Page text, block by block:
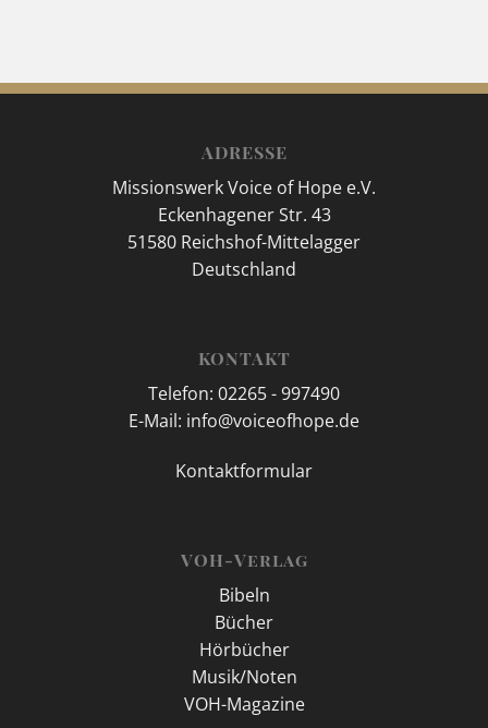
ADRESSE
Missionswerk Voice of Hope e.V.
Eckenhagener Str. 43
51580 Reichshof-Mittelagger
Deutschland
KONTAKT
Telefon: 02265 - 997490
E-Mail: info@voiceofhope.de
Kontaktformular
VOH-Verlag
Bibeln
Bücher
Hörbücher
Musik/Noten
VOH-Magazine